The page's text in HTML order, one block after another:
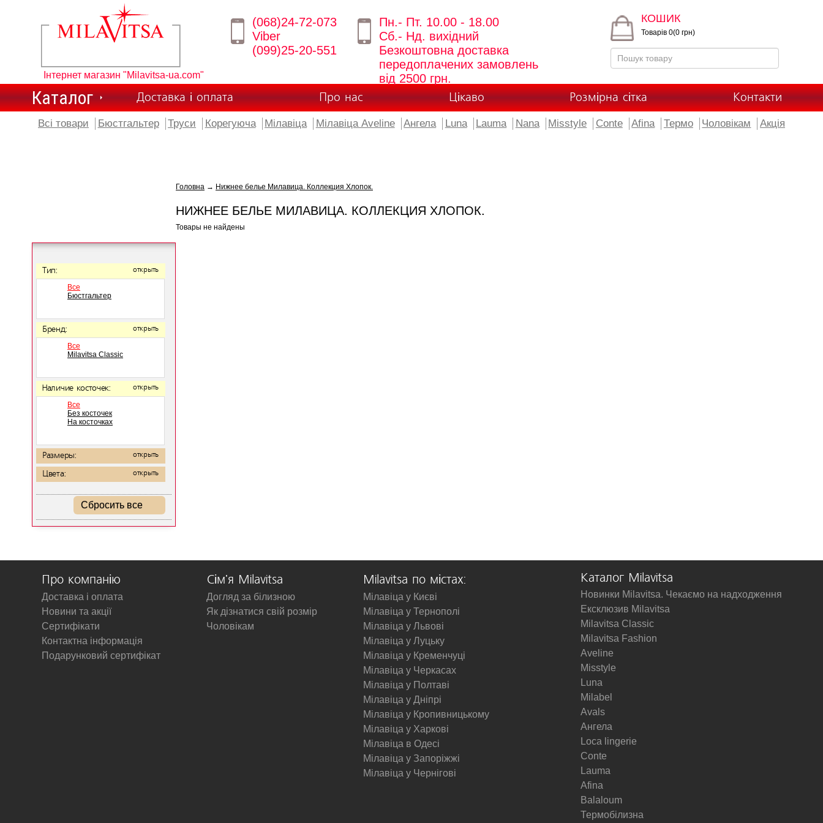
Інтернет магазин "Milavitsa-ua.com"
(068)24-72-073
Viber
(099)25-20-551
Пн.- Пт. 10.00 - 18.00
Сб.- Нд. вихідний
Безкоштовна доставка
передоплачених замовлень
від 2500 грн.
КОШИК
Товарів 0(0 грн)
Каталог Доставка і оплата Про нас Цікаво Розмірна сітка Контакти
Всі товари Бюстгальтер Труси Корегуюча Мілавіца Мілавіца Aveline Ангела Luna Lauma Nana Misstyle Conte Afina Термо Чоловікам Акція
Тип: открыть
Все
Бюстгальтер
Бренд: открыть
Все
Milavitsa Classic
Наличие косточек: открыть
Все
Без косточек
На косточках
Размеры: открыть
Цвета: открыть
Сбросить все
Головна → Нижнее белье Милавица. Коллекция Хлопок.
НИЖНЕЕ БЕЛЬЕ МИЛАВИЦА. КОЛЛЕКЦИЯ ХЛОПОК.
Товары не найдены
Про компанію
Доставка і оплата
Новини та акції
Сертифікати
Контактна інформація
Подарунковий сертифікат
Сім'я Milavitsa
Догляд за білизною
Як дізнатися свій розмір
Чоловікам
Milavitsa по містах:
Мілавіца у Києві
Мілавіца у Тернополі
Мілавіца у Львові
Мілавіца у Луцьку
Мілавіца у Кременчуці
Мілавіца у Черкасах
Мілавіца у Полтаві
Мілавіца у Дніпрі
Мілавіца у Кропивницькому
Мілавіца у Харкові
Мілавіца в Одесі
Мілавіца у Запоріжжі
Мілавіца у Чернігові
Каталог Milavitsa
Новинки Milavitsa. Чекаємо на надходження
Ексклюзив Milavitsa
Milavitsa Classic
Milavitsa Fashion
Aveline
Misstyle
Luna
Milabel
Avals
Ангела
Loca lingerie
Conte
Lauma
Afina
Balaloum
Термобілизна